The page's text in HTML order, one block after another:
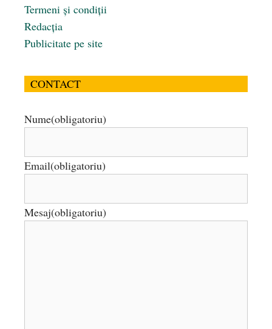
Termeni și condiții
Redacția
Publicitate pe site
CONTACT
Nume(obligatoriu)
Email(obligatoriu)
Mesaj(obligatoriu)